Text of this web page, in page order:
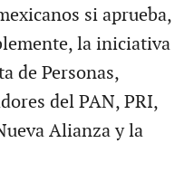
si aprueba,
la iniciativa
de Personas,
del PAN, PRI,
Alianza y la